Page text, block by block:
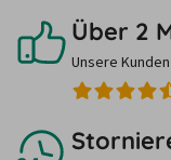
Über 2
Unsere